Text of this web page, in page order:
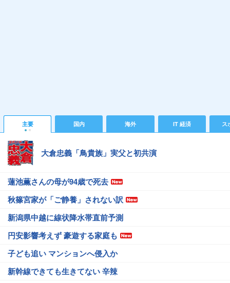
主要 国内 海外 IT 経済 ス
大倉忠義「鳥貴族」実父と初共演
蓮池薫さんの母が94歳で死去
秋篠宮家が「ご静養」されない訳
新潟県中越に線状降水帯直前予測
円安影響考えず 豪遊する家庭も
子ども追い マンションへ侵入か
新幹線できても生きてない 辛辣